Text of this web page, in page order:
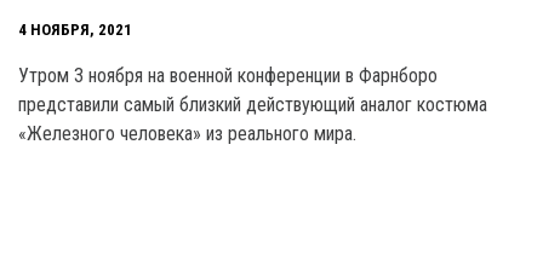
4 НОЯБРЯ, 2021
Утром 3 ноября на военной конференции в Фарнборо
представили самый близкий действующий аналог костюма
«Железного человека» из реального мира.